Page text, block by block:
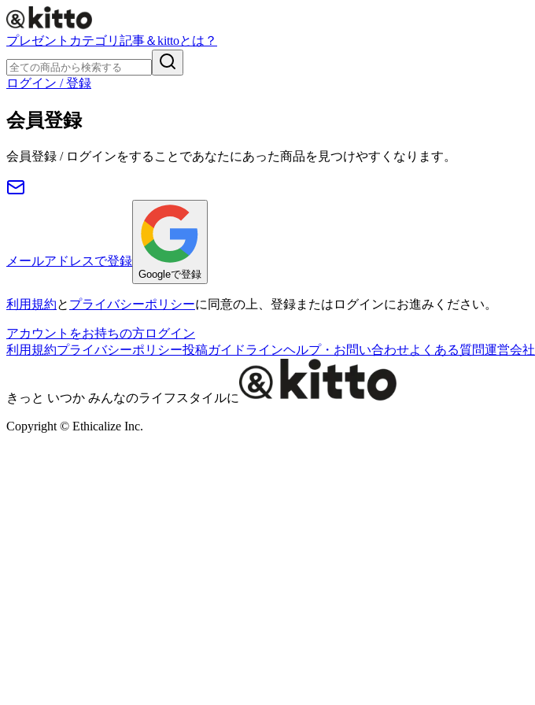
プレゼント カテゴリ 記事＆kittoとは？
ログイン / 登録
会員登録
会員登録 / ログインをすることであなたにあった商品を見つけやすくなります。
メールアドレスで登録
Googleで登録
利用規約と プライバシーポリシーに同意の上、登録またはログインにお進みください。
アカウントをお持ちの方ログイン
利用規約プライバシーポリシー投稿ガイドラインヘルプ・お問い合わせよくある質問運営会社
きっと いつか みんなのライフスタイルに
Copyright © Ethicalize Inc.